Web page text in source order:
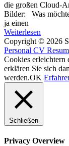
die großen Cloud-
Bilder: Was
ja einen
Weiterlesen
Copyright © 2026
Personal CV
Cookies erleichtern
erklären Sie sich
werden.OK
Schließen
Privacy Overview